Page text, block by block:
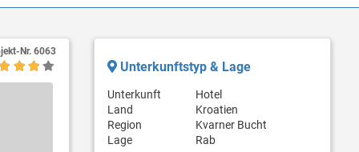
Nr. 6063
Unterkunftstyp & Lage
Unterkunft
Hotel
Land
Kroatien
Region
Kvarner Bucht
Lage
Rab